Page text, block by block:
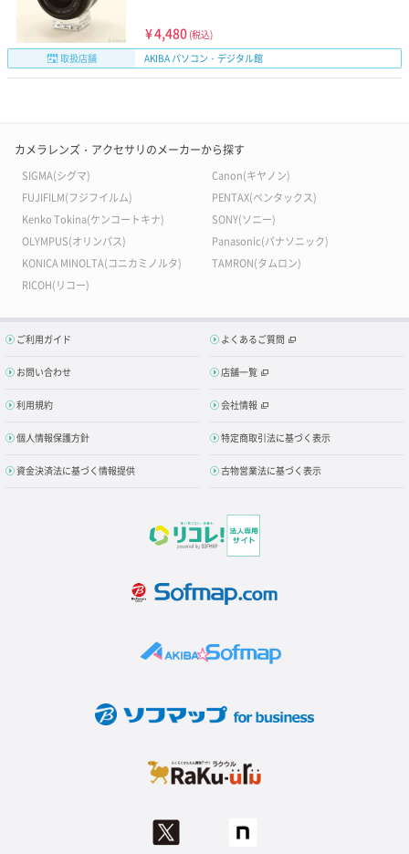
¥4,480 (税込)
取扱店舗
AKIBA パソコン・デジタル館
カメラレンズ・アクセサリのメーカーから探す
SIGMA(シグマ)
Canon(キヤノン)
FUJIFILM(フジフイルム)
PENTAX(ペンタックス)
Kenko Tokina(ケンコートキナ)
SONY(ソニー)
OLYMPUS(オリンパス)
Panasonic(パナソニック)
KONICA MINOLTA(コニカミノルタ)
TAMRON(タムロン)
RICOH(リコー)
ご利用ガイド よくあるご質問
お問い合わせ 店舗一覧
利用規約 会社情報
個人情報保護方針 特定商取引法に基づく表示
資金決済法に基づく情報提供 古物営業法に基づく表示